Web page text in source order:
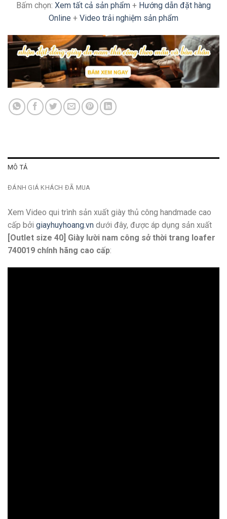
Bấm chọn: Xem tất cả sản phẩm + Hướng dẫn đặt hàng
Online + Video trải nghiệm sản phẩm
MÔ TẢ
ĐÁNH GIÁ KHÁCH ĐÃ MUA
Xem Video qui trình sản xuất giày thủ công handmade cao
cấp bởi giayhuyhoang.vn dưới đây, được áp dụng sản xuất
[Outlet size 40] Giày lười nam công sở thời trang loafer
740019 chính hãng cao cấp: